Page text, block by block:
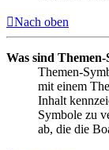
Nach oben
Was sind Themen-
Themen-
mit einem
Inhalt
Symbole zu
ab, die die